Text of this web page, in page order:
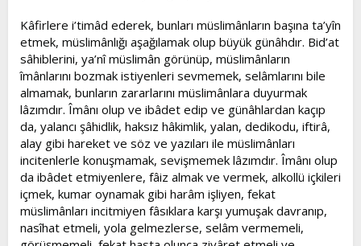
Kâfirlere i’timâd ederek, bunları müslimânların başına ta’yîn
etmek, müslimânlığı aşağılamak olup büyük günâhdır. Bid’at
sâhiblerini, ya’nî müslimân görünüp, müslimânların
îmânlarını bozmak istiyenleri sevmemek, selâmlarını bile
almamak, bunların zararlarını müslimânlara duyurmak
lâzımdır. Îmânı olup ve ibâdet edip ve günâhlardan kaçıp
da, yalancı şâhidlik, haksız hâkimlik, yalan, dedikodu, iftirâ,
alay gibi hareket ve söz ve yazıları ile müslimânları
incitenlerle konuşmamak, sevişmemek lâzımdır. Îmânı olup
da ibâdet etmiyenlere, fâiz almak ve vermek, alkollü içkileri
içmek, kumar oynamak gibi harâm işliyen, fekat
müslimânları incitmiyen fâsıklara karşı yumuşak davranıp,
nasîhat etmeli, yola gelmezlerse, selâm vermemeli,